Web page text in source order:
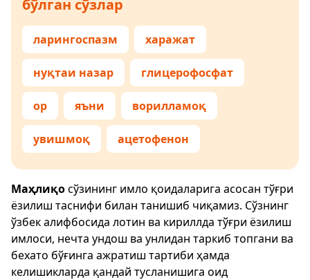
бўлган сўзлар
ларингоспазм харажат
нуқтаи назар глицерофосфат
ор яъни ворилламоқ
увишмоқ ацетофенон
Маҳлиқосўзининг имло қоидаларига асосан тўғри
ёзилиш таснифи билан танишиб чиқамиз. Сўзнинг
ўзбек алифбосида лотин ва кириллда тўғри ёзилиш
имлоси, нечта ундош ва унлидан таркиб топгани ва
бехато бўғинга ажратиш тартиби ҳамда
келишикларда қандай тусланишига оид